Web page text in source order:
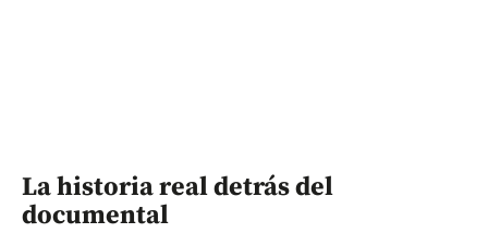
La historia real detrás del
documental